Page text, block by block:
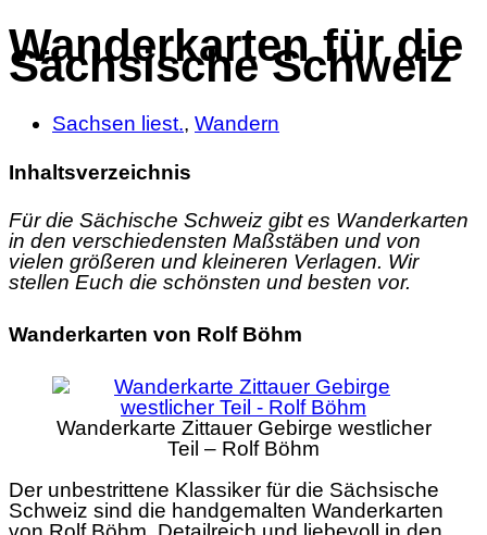
Wanderkarten für die
Sächsische Schweiz
Sachsen liest., Wandern
Inhaltsverzeichnis
Für die Sächische Schweiz gibt es Wanderkarten
in den verschiedensten Maßstäben und von
vielen größeren und kleineren Verlagen. Wir
stellen Euch die schönsten und besten vor.
Wanderkarten von Rolf Böhm
Wanderkarte Zittauer Gebirge westlicher
Teil – Rolf Böhm
Der unbestrittene Klassiker für die Sächsische
Schweiz sind die handgemalten Wanderkarten